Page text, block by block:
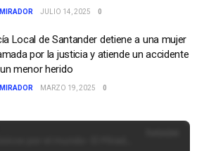
MIRADOR JULIO 14, 2025 0
Local de Santander detiene a una mujer
por la justicia y atiende un accidente
menor herido
MIRADOR MARZO 19, 2025 0